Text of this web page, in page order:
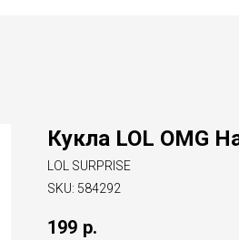
Кукла LOL OMG
LOL SURPRISE
SKU: 584292
199 р.